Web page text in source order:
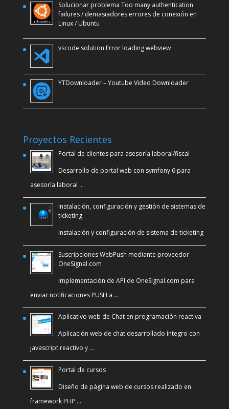
Solucionar problema Too many authentication
failures / demasiadores errores de conexión en
Linux / Ubuntu
vscode solution Error loading webview
YTDownloader – Youtube Video Downloader
Proyectos Recientes
Portal de clientes para asesoría laboral/fiscal
Desarrollo de portal web con symfony 6 para
asesoría laboral …
Instalación, configuración y gestión de sistemas de
ticketing
Instalación y configuración de sistema de ticketing
Suscripciones WebPush mediante proveedor
OneSignal.com
Implementación de API de OneSignal.com para
enviar notificaciones PUSH a …
Aplicativo web de Chat en programación reactiva
Aplicación web de chat desarrollado íntegro con
javascript reactivo y …
Portal de cursos
Diseño de página web de cursos realizado en
framework PHP …